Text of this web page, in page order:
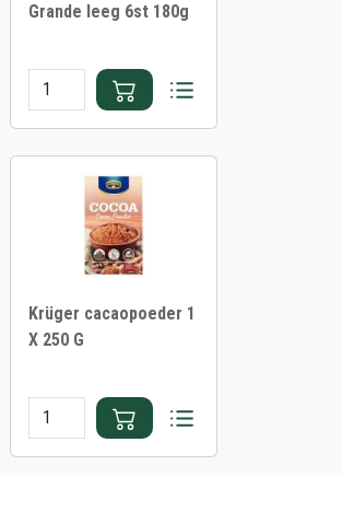
Grande leeg 6st 180g
Krüger cacaopoeder 1
X 250 G